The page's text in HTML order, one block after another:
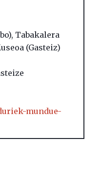
Tabakalera
(Gasteiz)
mundue-